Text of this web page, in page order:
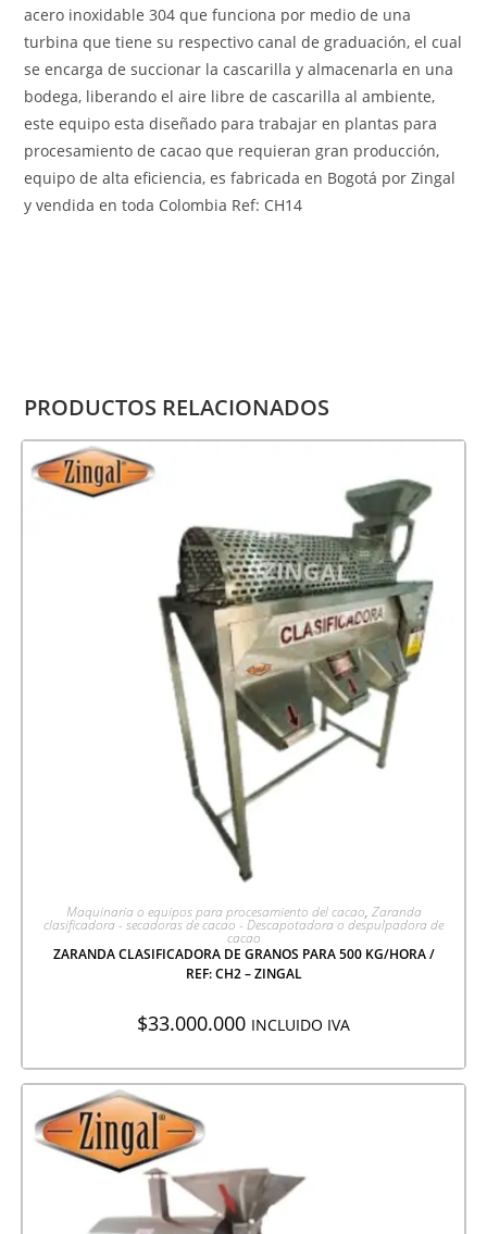
acero inoxidable 304 que funciona por medio de una
turbina que tiene su respectivo canal de graduación, el cual
se encarga de succionar la cascarilla y almacenarla en una
bodega, liberando el aire libre de cascarilla al ambiente,
este equipo esta diseñado para trabajar en plantas para
procesamiento de cacao que requieran gran producción,
equipo de alta eficiencia, es fabricada en Bogotá por Zingal
y vendida en toda Colombia Ref: CH14
PRODUCTOS RELACIONADOS
AGREGAR A COTIZACIÓN
Maquinaria o equipos para procesamiento del cacao, Zaranda
clasificadora - secadoras de cacao - Descapotadora o despulpadora de
cacao
ZARANDA CLASIFICADORA DE GRANOS PARA 500 KG/HORA /
REF: CH2 – ZINGAL
$33.000.000 INCLUIDO IVA